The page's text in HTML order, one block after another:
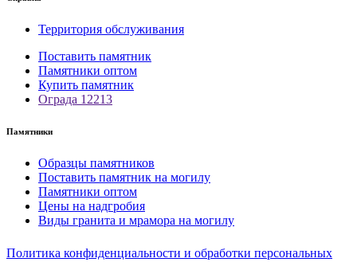
Территория обслуживания
Поставить памятник
Памятники оптом
Купить памятник
Ограда 12213
Памятники
Образцы памятников
Поставить памятник на могилу
Памятники оптом
Цены на надгробия
Виды гранита и мрамора на могилу
Политика конфиденциальности и обработки персональных